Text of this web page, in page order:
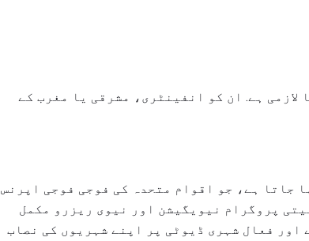
کا ہونا لازمی ہے. ان کو انفینٹری، مشرقی یا مغرب کے
جاتا ہے، جو اقوام متحدہ کی فوجی فوجی اپرنس
پروگرام نیویگیشن اور نیوی ریزرو مکمل
اور فعال شہری ڈیوٹی پر اپنے شہریوں کی نصاب